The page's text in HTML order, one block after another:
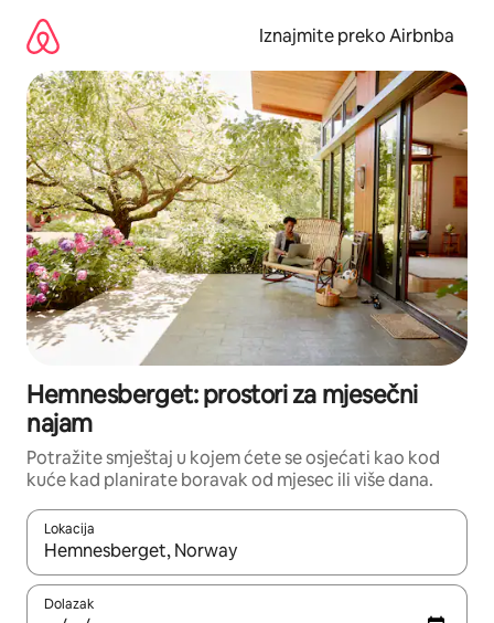
sadržaj
Iznajmite preko Airbnba
Hemnesberget: prostori za mjesečni
najam
Potražite smještaj u kojem ćete se osjećati kao kod
kuće kad planirate boravak od mjesec ili više dana.
Lokacija
Kada budu dostupni rezultati, moći ćete ih pregledati
Dolazak